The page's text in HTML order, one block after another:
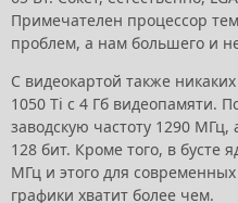
Примечателен процессор
проблем, а нам большего и
С видеокартой также
1050 Ti с 4 Гб видеопамяти.
заводскую частоту 1290
128 бит. Кроме того, в бусте
МГц и этого для
графики хватит более чем.